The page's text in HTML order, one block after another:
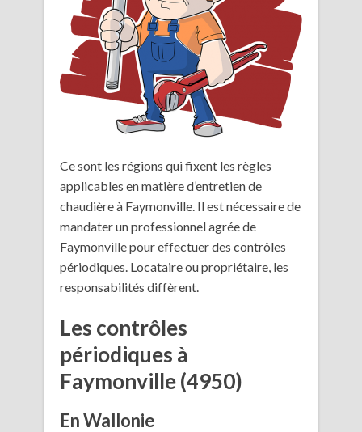
Ce sont les régions qui fixent les règles
applicables en matière d’entretien de
chaudière à Faymonville. Il est nécessaire de
mandater un professionnel agrée de
Faymonville pour effectuer des contrôles
périodiques. Locataire ou propriétaire, les
responsabilités diffèrent.
Les contrôles
périodiques à
Faymonville (4950)
En Wallonie